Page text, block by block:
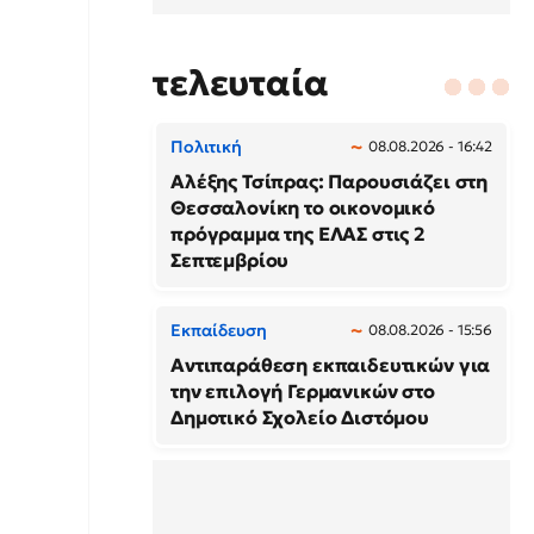
τελευταία
Πολιτική 08.08.2026 - 16:42
Αλέξης Τσίπρας: Παρουσιάζει στη
Θεσσαλονίκη το οικονομικό
πρόγραμμα της ΕΛΑΣ στις 2
Σεπτεμβρίου
Εκπαίδευση 08.08.2026 - 15:56
Αντιπαράθεση εκπαιδευτικών για
την επιλογή Γερμανικών στο
Δημοτικό Σχολείο Διστόμου